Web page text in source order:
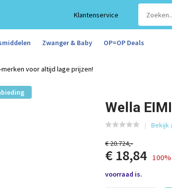
Klantenservice
Zwanger & Baby OP=OP Deals
merken voor altijd lage prijzen!
Wella
Bekijk
€ 20.724,-
€ 18,84
voorraad is.